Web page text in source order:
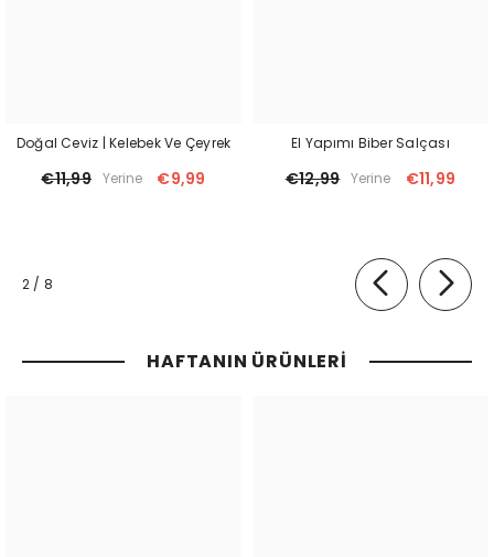
Doğal Ceviz | Kelebek Ve Çeyrek
€11,99 Yerine €9,99
El Yapımı Biber Salçası
€12,99 Yerine €11,99
2 / of
8
HAFTANIN ÜRÜNLERI